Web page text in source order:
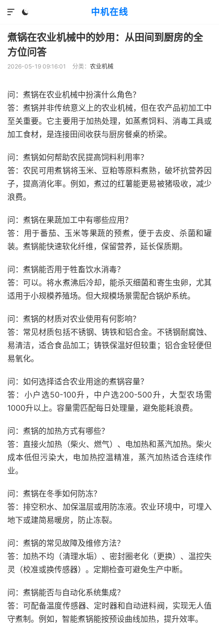
中机在线


煮锅在农业机械中的妙用：从田间到厨房的全
方位问答
2026-05-19 09:16:01 分类： 农业机械
问：煮锅在农业机械中扮演什么角色？
答：煮锅并非传统意义上的农业机械，但在农产品初加工中
至关重要。它主要用于加热处理，如蒸煮饲料、消毒工具或
加工食材，是连接田间收获与厨房餐桌的桥梁。
问：煮锅如何帮助农民提高饲料利用率？
答：农民可用煮锅将玉米、豆粕等原料煮熟，破坏抗营养因
子，提高消化率。例如，煮过的红薯能更易被猪吸收，减少
浪费。
问：煮锅在果蔬加工中有哪些应用？
答：用于番茄、玉米等果蔬的预煮，便于去皮、杀菌和罐
装。煮锅能快速软化纤维，保留营养，延长保质期。
问：煮锅能否用于牲畜饮水消毒？
答：可以。将水煮沸后冷却，能杀灭细菌和寄生虫卵，尤其
适用于小规模养殖场。但大规模场景需配合锅炉系统。
问：煮锅的材质对农业使用有何影响？
答：常见材质包括不锈钢、铸铁和铝合金。不锈钢耐腐蚀、
易清洁，适合食品加工；铸铁保温好但较重；铝合金轻便但
易氧化。
问：如何选择适合农业用途的煮锅容量？
答：小户选50-100升，中户选200-500升，大型农场需
1000升以上。容量需匹配每日处理量，避免能耗浪费。
问：煮锅的加热方式有哪些？
答：直接火加热（柴火、燃气）、电加热和蒸汽加热。柴火
成本低但污染大，电加热控温精准，蒸汽加热适合连续作
业。
问：煮锅在冬季如何防冻？
答：排空积水、加保温层或用防冻液。农业环境中，可埋入
地下或建简易暖房，防止冻裂。
问：煮锅的常见故障及维修方法？
答：加热不均（清理水垢）、密封圈老化（更换）、温控失
灵（校准或换传感器）。定期检查可避免生产中断。
问：煮锅能否与自动化系统集成？
答：可配备温度传感器、定时器和自动进料阀，实现无人值
守煮制。例如，智能煮锅能按预设曲线加热，提升效率。